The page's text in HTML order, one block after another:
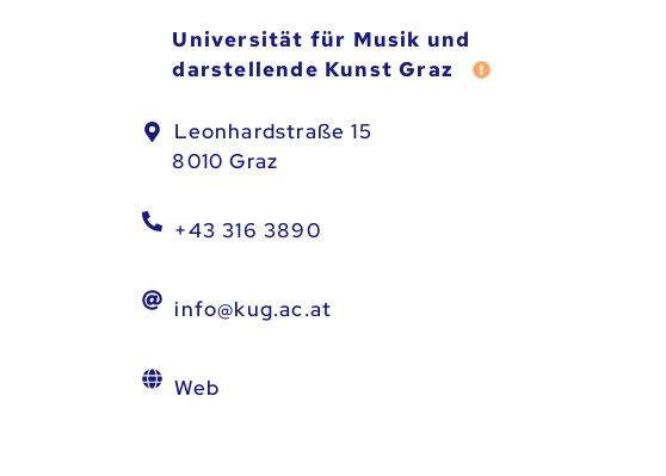
Universität für Musik und
darstellende Kunst Graz
Fehler melden
Leonhardstraße 15
8010 Graz
+43 316 3890
info@kug.ac.at
Web